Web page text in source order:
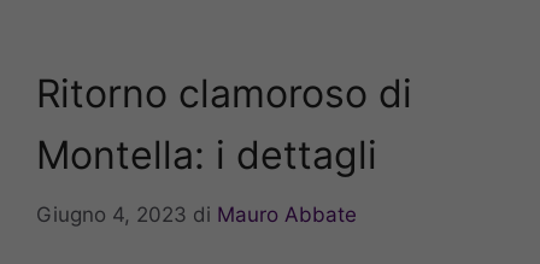
Ritorno clamoroso di
Montella: i dettagli
Giugno 4, 2023 di Mauro Abbate